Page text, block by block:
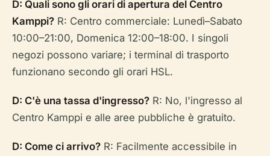
D: Quali sono gli orari di apertura del Centro
Kamppi? R: Centro commerciale: Lunedì–Sabato
10:00–21:00, Domenica 12:00–18:00. I singoli
negozi possono variare; i terminal di trasporto
funzionano secondo gli orari HSL.
D: C'è una tassa d'ingresso? R: No, l'ingresso al
Centro Kamppi e alle aree pubbliche è gratuito.
D: Come ci arrivo? R: Facilmente accessibile in